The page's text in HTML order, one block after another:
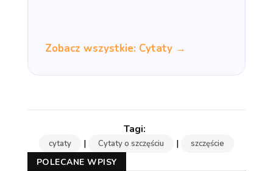
Zobacz wszystkie: Cytaty →
cytaty | Cytaty o szczęściu | szczęście
POLECANE WPISY